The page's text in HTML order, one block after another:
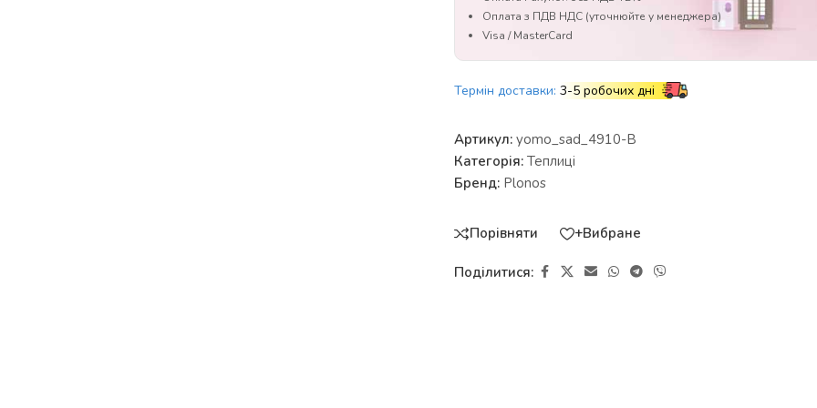
Оплата з ПДВ НДС (уточнюйте у менеджера)
Visa / MasterCard
Термін доставки: 3-5 робочих дні
Артикул: yomo_sad_4910-B
Категорія: Теплиці
Бренд: Plonos
Порівняти +Вибране
Поділитися: